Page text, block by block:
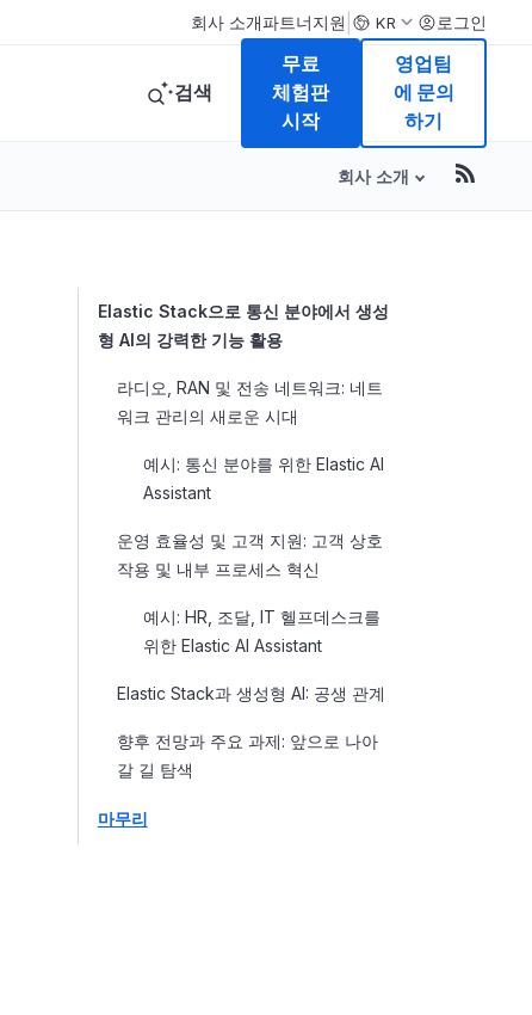
회사 소개파트너지원 KR 로그인
검색
무료
체험판
시작
영업팀
에 문의
하기
회사 소개
Table of
Elastic Stack으로 통신 분야에서 생성
형 AI의 강력한 기능 활용
라디오, RAN 및 전송 네트워크: 네트
워크 관리의 새로운 시대
예시: 통신 분야를 위한 Elastic AI
Assistant
운영 효율성 및 고객 지원: 고객 상호
작용 및 내부 프로세스 혁신
예시: HR, 조달, IT 헬프데스크를
위한 Elastic AI Assistant
Elastic Stack과 생성형 AI: 공생 관계
향후 전망과 주요 과제: 앞으로 나아
갈 길 탐색
마무리